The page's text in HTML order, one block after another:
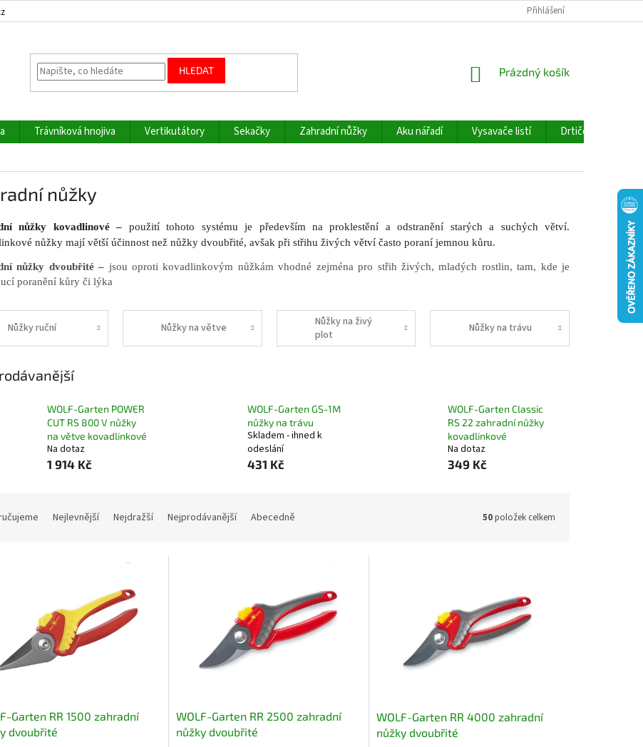
Přihlášení
HLEDAT
NÁKUPNÍ
Prázdný košík
Trávníková hnojiva Vertikutátory Sekačky Zahradní nůžky Aku nářadí Vysavače listí Drtiče větví
nůžky
nůžky kovadlinové – použití tohoto systému je především na proklestění a odstranění starých a suchých větví.
nůžky mají větší účinnost než nůžky dvoubřité, avšak při střihu živých větví často poraní jemnou kůru.
nůžky dvoubřité – jsou oproti kovadlinkovým nůžkám vhodné zejména pro střih živých, mladých rostlin, tam, kde je
poranění kůry či lýka
Nůžky ruční Nůžky na větve
Nůžky na živý
plot
Nůžky na trávu
WOLF-Garten POWER
CUT RS 800 V nůžky
na větve kovadlinkové
Na dotaz
1 914 Kč
WOLF-Garten GS-1M
nůžky na trávu
Skladem - ihned k
odeslání
431 Kč
WOLF-Garten Classic
RS 22 zahradní nůžky
kovadlinkové
Na dotaz
349 Kč
Nejlevnější Nejdražší Nejprodávanější Abecedně 50položek celkem
Garten RR 1500 zahradní
dvoubřité
WOLF-Garten RR 2500 zahradní
nůžky dvoubřité
WOLF-Garten RR 4000 zahradní
nůžky dvoubřité